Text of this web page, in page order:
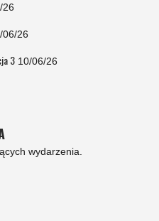
26
06/26
3 10/06/26
wydarzenia.